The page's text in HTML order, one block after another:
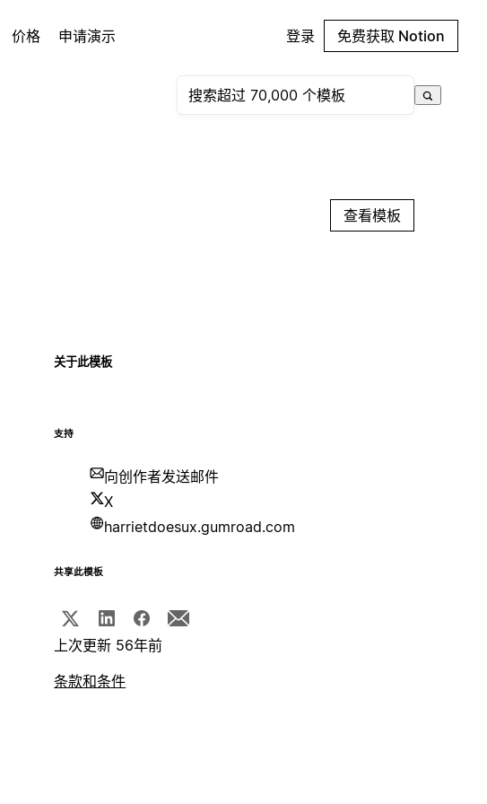
价格 申请演示 登录 免费获取 Notion
查看模板
关于此模板
支持
向创作者发送邮件
X
harrietdoesux.gumroad.com
共享此模板
上次更新 56年前
条款和条件